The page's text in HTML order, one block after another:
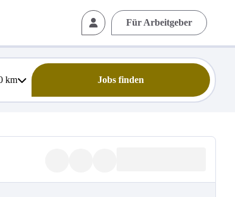
Für Arbeitgeber
km Jobs finden